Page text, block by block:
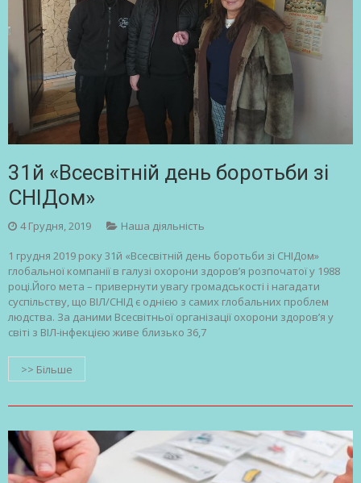
31й «Всесвітній день боротьби зі
СНІДом»
4 Грудня, 2019 Наша діяльність
1 грудня 2019 року 31й «Всесвітній день боротьби зі СНІДом»
глобальної компанії в галузі охорони здоров’я розпочатої у 1988
році.Його мета – привернути увагу громадськості і нагадати
суспільству, що ВІЛ/СНІД є однією з самих глобальних проблем
людства. За даними Всесвітньої організації охорони здоров’я у
світі з ВІЛ-інфекцією живе близько 36,7
>> Більше